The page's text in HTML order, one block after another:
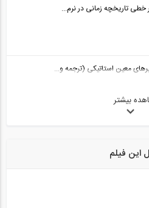
خطی تاریخچه زمانی در نرم...
معین استاتیکی (ترجمه و...
بیشتر
این فیلم